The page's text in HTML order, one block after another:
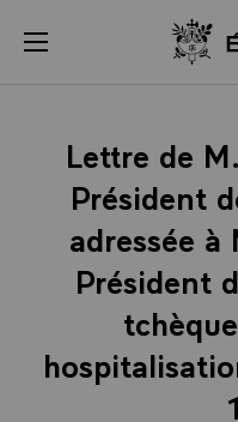
menu
Lettre de
Président
adressée à
Président
Panneau de gestion des